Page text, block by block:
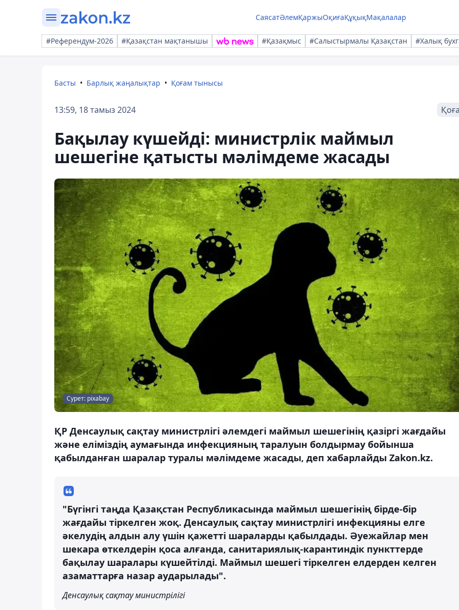
СаясатӘлемҚаржыОқиғаҚұқықМақалалар
#Референдум-2026 #Қазақстан мақтанышы #Қазақмыс #Салыстырмалы Қазақстан #Халық
Басты Барлық жаңалықтар Қоғам тынысы
13:59, 18 тамыз 2024
Бақылау күшейді: министрлік маймыл
шешегіне қатысты мәлімдеме жасады
Сурет: pixabay
ҚР Денсаулық сақтау министрлігі әлемдегі маймыл шешегінің қазіргі жағдайы
және еліміздің аумағында инфекцияның таралуын болдырмау бойынша
қабылданған шаралар туралы мәлімдеме жасады, деп хабарлайды Zakon.kz.
"Бүгінгі таңда Қазақстан Республикасында маймыл шешегінің бірде-бір
жағдайы тіркелген жоқ. Денсаулық сақтау министрлігі инфекцияны елге
әкелудің алдын алу үшін қажетті шараларды қабылдады. Әуежайлар мен
шекара өткелдерін қоса алғанда, санитариялық-карантиндік пункттерде
бақылау шаралары күшейтілді. Маймыл шешегі тіркелген елдерден келген
азаматтарға назар аударылады".
Денсаулық сақтау министрілігі